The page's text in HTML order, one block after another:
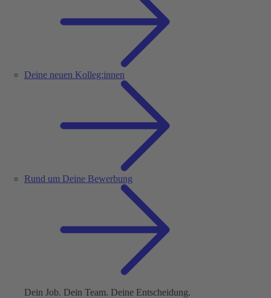
Deine neuen Kolleg:innen
Rund um Deine Bewerbung
Dein Job. Dein Team. Deine Entscheidung.